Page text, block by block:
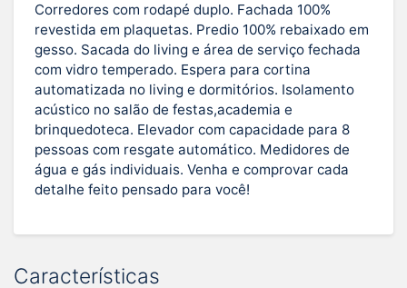
Corredores com rodapé duplo. Fachada 100%
revestida em plaquetas. Predio 100% rebaixado em
gesso. Sacada do living e área de serviço fechada
com vidro temperado. Espera para cortina
automatizada no living e dormitórios. Isolamento
acústico no salão de festas,academia e
brinquedoteca. Elevador com capacidade para 8
pessoas com resgate automático. Medidores de
água e gás individuais. Venha e comprovar cada
detalhe feito pensado para você!
Características